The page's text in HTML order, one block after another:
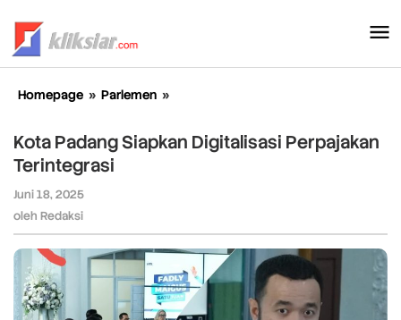
konten
Homepage » Parlemen »
Siapkan
Digitalisasi
Kota Padang Siapkan Digitalisasi Perpajakan
Terintegrasi
Juni 18, 2025
oleh Redaksi